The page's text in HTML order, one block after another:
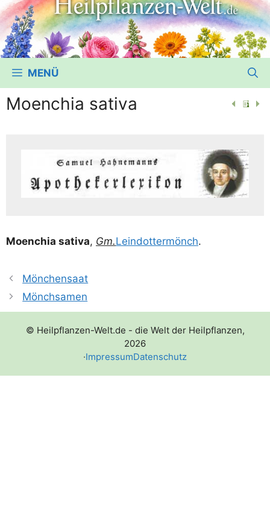
MENÜ
Moenchia sativa
Moen­chia sati­va, Gm.Leind­ot­ter­mönch.
Mönchensaat
Mönchsamen
© Heilpflanzen-Welt.de - die Welt der Heilpflanzen,
2026
·ImpressumDatenschutz